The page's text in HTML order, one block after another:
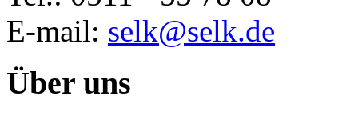
E-mail: selk@selk.de
Über uns